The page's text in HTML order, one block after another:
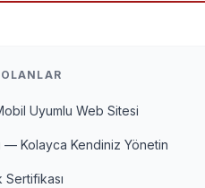
Uyumlu Web Sitesi
— Kolayca Kendiniz Yönetin
Sertifikası